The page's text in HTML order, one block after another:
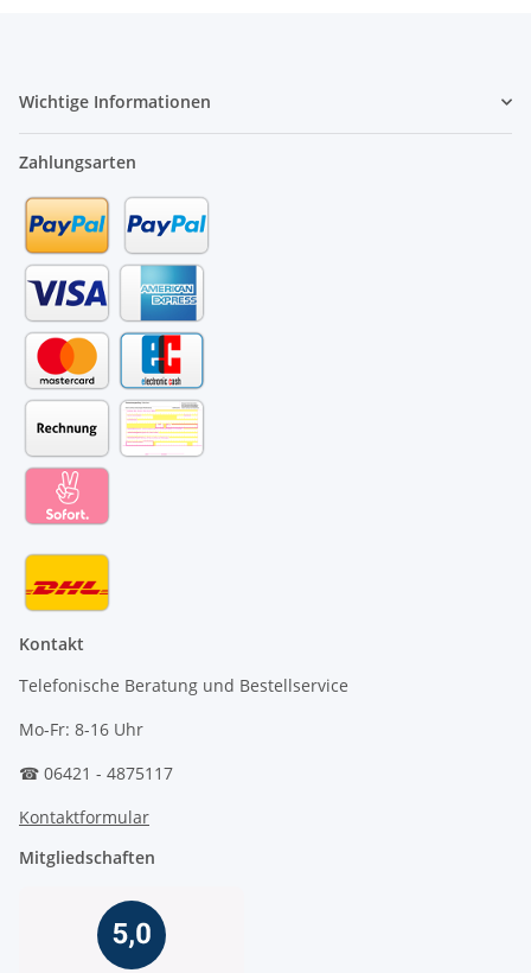
Wichtige Informationen
Zahlungsarten
Kontakt
Telefonische Beratung und Bestellservice
Mo-Fr: 8-16 Uhr
☎ 06421 - 4875117
Kontaktformular
Mitgliedschaften